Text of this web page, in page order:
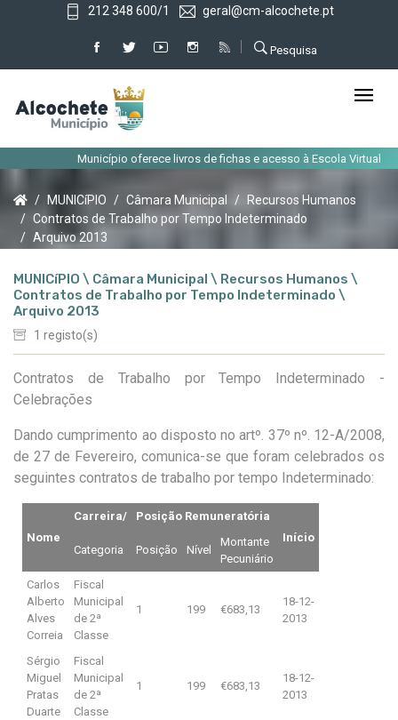
212 348 600/1 geral@cm-alcochete.pt
Pesquisa
Município oferece livros de fichas e acesso à Escola Virtual aos
MUNICíPIO Câmara Municipal
Recursos Humanos
Contratos de Trabalho por Tempo Indeterminado
Arquivo 2013
MUNICíPIO \ Câmara Municipal \ Recursos Humanos \
Contratos de Trabalho por Tempo Indeterminado \
Arquivo 2013
1 registo(s)
Contratos de Trabalho por Tempo Indeterminado -
Celebrações
Dando cumprimento ao disposto no artº. 37º nº. 12-A/2008,
de 27 de Fevereiro, comunica-se que foram celebrados os
seguintes contratos de trabalho por tempo Indeterminado:
Nome
Carreira/
Posição Remuneratória
Início
Categoria
Posição Nível
Montante
Pecuniário
Carlos
Alberto
Alves
Correia
Fiscal
Municipal
de 2ª
Classe
1 199 €683,13
18-12-
2013
Sérgio
Miguel
Pratas
Duarte
Fiscal
Municipal
de 2ª
Classe
1 199 €683,13
18-12-
2013